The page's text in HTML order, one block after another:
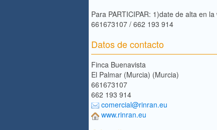
Para PARTICIPAR: 1)date de alta en la
661673107 / 662 193 914
Datos de contacto
Finca Buenavista
El Palmar (Murcia) (Murcia)
661673107
662 193 914
comercial@rinran.eu
www.rinran.eu